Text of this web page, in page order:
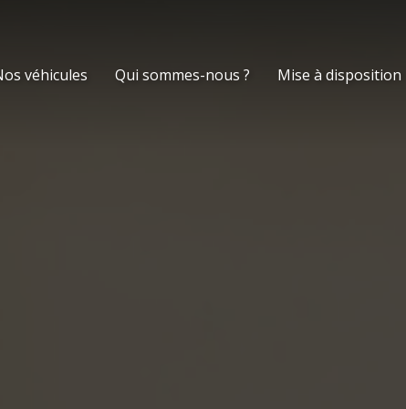
véhicules Qui sommes-nous ? Mise à disposition